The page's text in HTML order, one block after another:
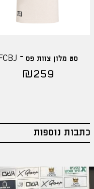
סט מלון צוות פס – FCBJ
₪259
כתבות נוספות